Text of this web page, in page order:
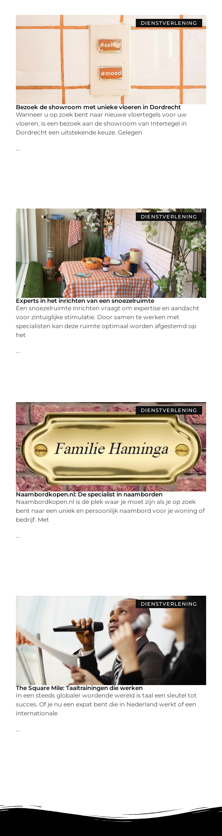
DIENSTVERLENING
Bezoek de showroom met unieke vloeren in Dordrecht
Wanneer u op zoek bent naar nieuwe vloertegels voor uw
vloeren, is een bezoek aan de showroom van Intertegel in
Dordrecht een uitstekende keuze. Gelegen
...
DIENSTVERLENING
Experts in het inrichten van een snoezelruimte
Een snoezelruimte inrichten vraagt om expertise en aandacht
voor zintuiglijke stimulatie. Door samen te werken met
specialisten kan deze ruimte optimaal worden afgestemd op
het
...
DIENSTVERLENING
Naambordkopen.nl: De specialist in naamborden
Naambordkopen.nl is dé plek waar je moet zijn als je op zoek
bent naar een uniek en persoonlijk naambord voor je woning of
bedrijf. Met
...
DIENSTVERLENING
The Square Mile: Taaltrainingen die werken
In een steeds globaler wordende wereld is taal een sleutel tot
succes. Of je nu een expat bent die in Nederland werkt of een
internationale
...